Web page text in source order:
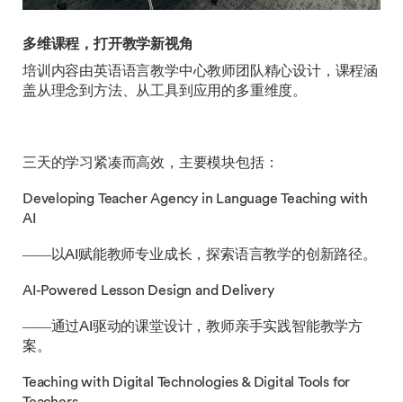
多维课程，打开教学新视角
培训内容由英语语言教学中心教师团队精心设计，课程涵
盖从理念到方法、从工具到应用的多重维度。
三天的学习紧凑而高效，主要模块包括：
Developing Teacher Agency in Language Teaching with
AI
——以AI赋能教师专业成长，探索语言教学的创新路径。
AI-Powered Lesson Design and Delivery
——通过AI驱动的课堂设计，教师亲手实践智能教学方
案。
Teaching with Digital Technologies & Digital Tools for